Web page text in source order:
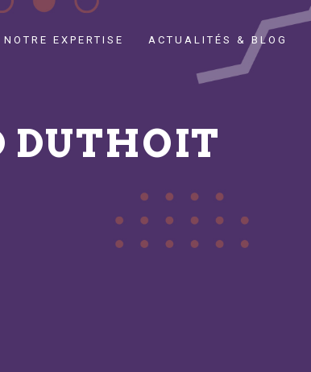
NOTRE EXPERTISE ACTUALITÉS & BLOG
DUTHOIT